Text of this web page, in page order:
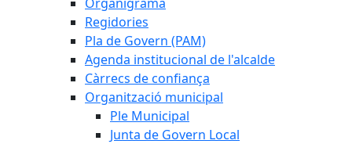
Regidories
Pla de Govern (PAM)
Agenda institucional de l'alcalde
Càrrecs de confiança
Organització municipal
Ple Municipal
Junta de Govern Local